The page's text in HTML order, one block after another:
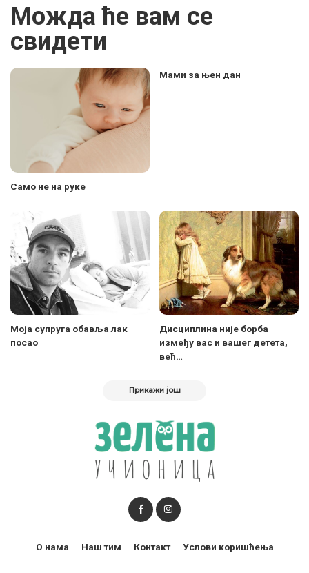
Можда ће вам се
свидети
Само не на руке
Мами за њен дан
Моја супруга обавља лак
посао
Дисциплина није борба
између вас и вашег детета,
већ…
Прикажи још
О нама Наш тим Контакт Услови коришћења